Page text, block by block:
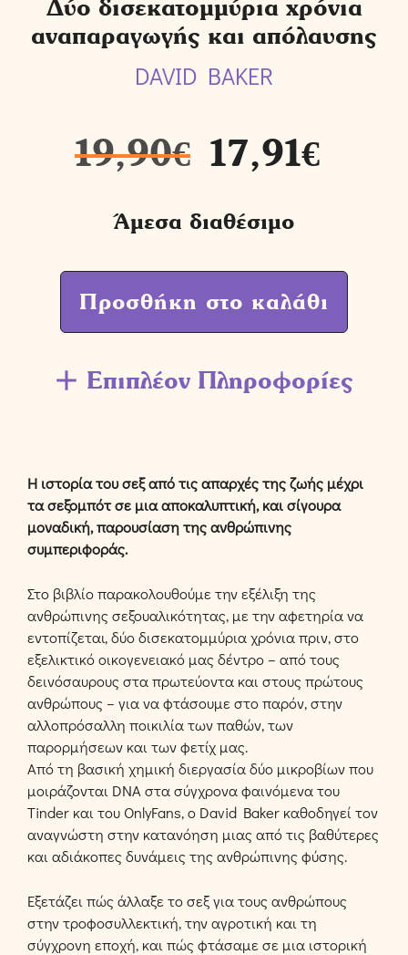
Δύο δισεκατομμύρια χρόνια
αναπαραγωγής και απόλαυσης
DAVID BAKER
19,90€ 17,91€
Άμεσα διαθέσιμο
Προσθήκη στο καλάθι
Επιπλέον Πληροφορίες
Η ιστορία του σεξ από τις απαρχές της ζωής μέχρι
τα σεξομπότ σε μια αποκαλυπτική, και σίγουρα
μοναδική, παρουσίαση της ανθρώπινης
συμπεριφοράς.
Στο βιβλίο παρακολουθούμε την εξέλιξη της
ανθρώπινης σεξουαλικότητας, με την αφετηρία να
εντοπίζεται, δύο δισεκατομμύρια χρόνια πριν, στο
εξελικτικό οικογενειακό μας δέντρο – από τους
δεινόσαυρους στα πρωτεύοντα και στους πρώτους
ανθρώπους – για να φτάσουμε στο παρόν, στην
αλλοπρόσαλλη ποικιλία των παθών, των
παρορμήσεων και των φετίχ μας.
Από τη βασική χημική διεργασία δύο μικροβίων που
μοιράζονται DNA στα σύγχρονα φαινόμενα του
Tinder και του OnlyFans, ο David Baker καθοδηγεί τον
αναγνώστη στην κατανόηση μιας από τις βαθύτερες
και αδιάκοπες δυνάμεις της ανθρώπινης φύσης.
Εξετάζει πώς άλλαξε το σεξ για τους ανθρώπους
στην τροφοσυλλεκτική, την αγροτική και τη
σύγχρονη εποχή, και πώς φτάσαμε σε μια ιστορική